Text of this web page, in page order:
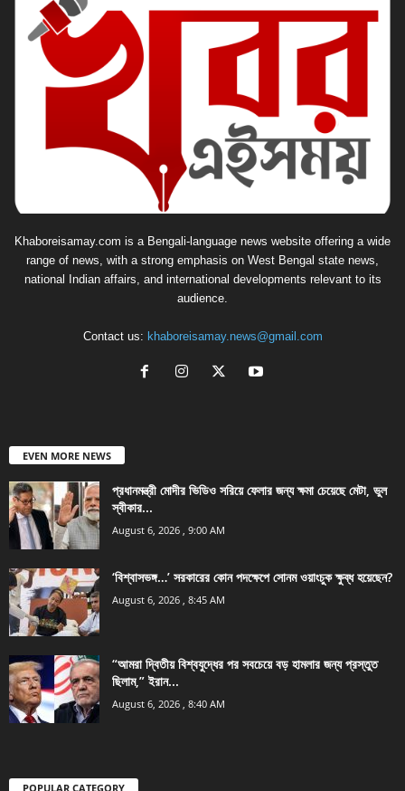
Khaboreisamay.com is a Bengali-language news website offering a wide
range of news, with a strong emphasis on West Bengal state news,
national Indian affairs, and international developments relevant to its
audience.
Contact us: khaboreisamay.news@gmail.com
EVEN MORE NEWS
প্রধানমন্ত্রী মোদীর ভিডিও সরিয়ে ফেলার জন্য ক্ষমা চেয়েছে মেটা, ভুল
স্বীকার...
August 6, 2026 , 9:00 AM
‘বিশ্বাসভঙ্গ…’ সরকারের কোন পদক্ষেপে সোনম ওয়াংচুক ক্ষুব্ধ হয়েছেন?
August 6, 2026 , 8:45 AM
“আমরা দ্বিতীয় বিশ্বযুদ্ধের পর সবচেয়ে বড় হামলার জন্য প্রস্তুত
ছিলাম,” ইরান...
August 6, 2026 , 8:40 AM
POPULAR CATEGORY